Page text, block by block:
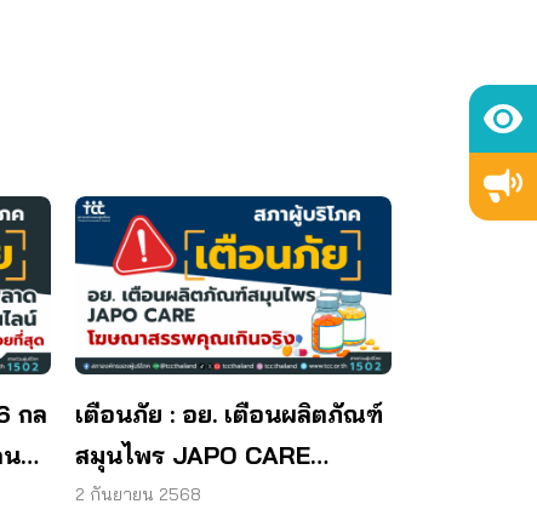
กล
น
เตือนภัย : อย. เตือนผลิตภัณฑ์
สมุนไพร JAPO CARE
โฆษณาสรรพคุณเกินจริง
2 กันยายน 2568